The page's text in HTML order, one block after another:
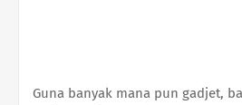
Guna banyak mana pun gadjet,